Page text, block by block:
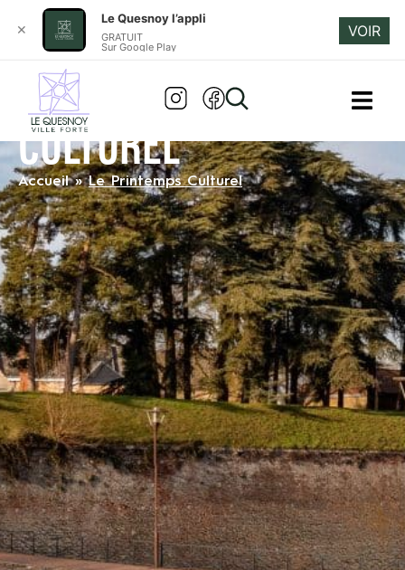
LE PRINTEMPS
CULTUREL
Accueil»Le Printemps Culturel
✕
Le Quesnoy l’appli
GRATUIT
Sur Google Play
VOIR